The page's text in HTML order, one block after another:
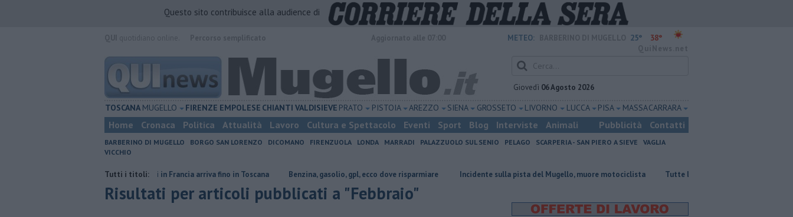
Questo sito contribuisce alla audience di
METEO: 25° 38°
Giovedì 06 Agosto 2026
TOSCANA MUGELLO FIRENZE EMPOLESE CHIANTI VALDISIEVE PRATO PISTOIA AREZZO SIENA GROSSETO LIVORNO LUCCA PISA MASSA CARRARA
Home Cronaca Politica Attualità Lavoro Cultura e Spettacolo Eventi Sport Blog Interviste Animali Pubblicità Contatti
BARBERINO DI MUGELLO BORGO SAN LORENZO DICOMANO FIRENZUOLA LONDA MARRADI PALAZZUOLO SUL SENIO PELAGO SCARPERIA - SAN PIERO A SIEVE
VAGLIA
VICCHIO
Tutti i titoli:
L'odore degli incendi in Francia arriva fino in Toscana ​Benzina, gasolio, gpl, ecco dove risparmiare Incidente sulla pista del Mugello, muore motociclista ​Tutte le offerte di lavoro in provincia di Firenze
Risultati per articoli pubblicati a "Febbraio"